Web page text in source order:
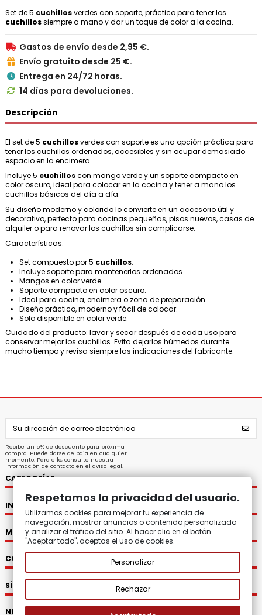
Set de 5 cuchillosverdes con soporte, práctico para tener los
cuchillossiempre a mano y dar un toque de color a la cocina.
 Gastos de envío desde 2,95 €.
 Envío gratuito desde 25 €.
 Entrega en 24/72 horas.
 14 días para devoluciones.
Descripción
El set de 5 cuchillosverdes con soporte es una opción práctica para
tener los cuchillos ordenados, accesibles y sin ocupar demasiado
espacio en la encimera.
Incluye 5 cuchilloscon mango verde y un soporte compacto en
color oscuro, ideal para colocar en la cocina y tener a mano los
cuchillos básicos del día a día.
Su diseño moderno y colorido lo convierte en un accesorio útil y
decorativo, perfecto para cocinas pequeñas, pisos nuevos, casas de
alquiler o para renovar los cuchillos sin complicarse.
Características:
Set compuesto por 5 cuchillos.
Incluye soporte para mantenerlos ordenados.
Mangos en color verde.
Soporte compacto en color oscuro.
Ideal para cocina, encimera o zona de preparación.
Diseño práctico, moderno y fácil de colocar.
Solo disponible en color verde.
Cuidado del producto: lavar y secar después de cada uso para
conservar mejor los cuchillos. Evita dejarlos húmedos durante
mucho tiempo y revisa siempre las indicaciones del fabricante.
Recibe un 5% de descuento para próxima
compra. Puede darse de baja en cualquier
momento. Para ello, consulte nuestra
información de contacto en el aviso legal.
CATEGORÍAS
INFORMACIÓN
MI CUENTA
CONTACTO
SÍGUENOS
NEWSLETTER
Respetamos la privacidad del usuario.
Utilizamos cookies para mejorar tu experiencia de
navegación, mostrar anuncios o contenido personalizado
y analizar el tráfico del sitio. Al hacer clic en el botón
"Aceptar todo", aceptas el uso de cookies.
Personalizar
Rechazar